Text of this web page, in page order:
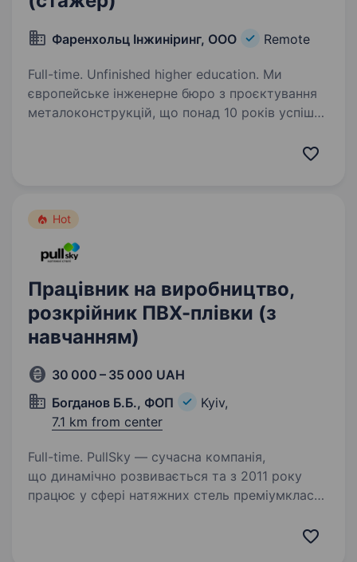
Фаренхольц Інжиніринг, ООО Remote
Full-time. Unfinished higher education. Ми
європейське інженерне бюро з проєктування
металоконструкцій, що понад 10 років успішно
стабільним замовленням та довгостроковим
Hot
Працівник на виробництво,
розкрійник ПВХ-плівки (з
навчанням)
30 000 – 35 000 UAH
Богданов Б.Б., ФОП
Kyiv,
7.1 km from center
Full-time. PullSky — сучасна компанія,
що динамічно розвивається та з 2011 року
працює у сфері натяжних стель преміумкласу
використовуємо якісні європейські матеріали